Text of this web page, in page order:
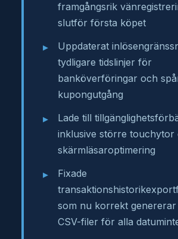
framgångsrik
slutför första köpet
Uppdaterat
tydligare tidslinjer för
banköverföringar och
kupongutgång
Lade till
inklusive större touchytor
skärmläsaroptimering
Fixade
som nu korrekt
CSV-filer för alla